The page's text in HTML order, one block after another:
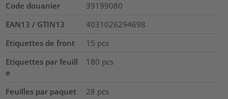
Code douanier
39199080
EAN13 / GTIN13
4031026294698
Etiquettes de front
15 pcs
Etiquettes par feuill
e
180 pcs
Feuilles par paquet 28 pcs